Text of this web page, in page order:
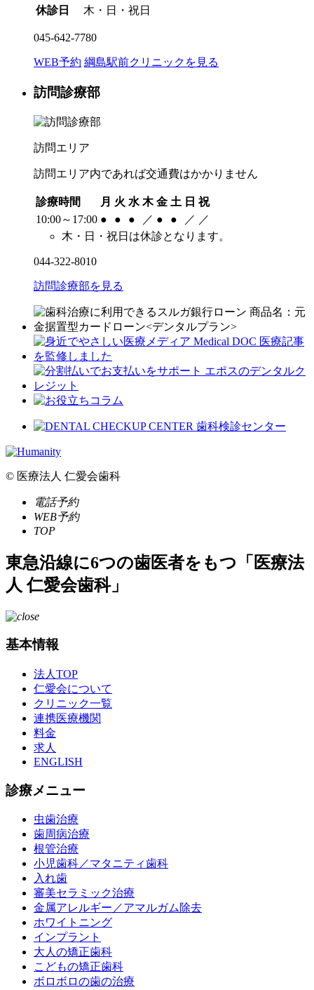
休診日
木・日・祝日
045-642-7780
WEB予約 綱島駅前クリニックを見る
訪問診療部
訪問エリア
訪問エリア内であれば交通費はかかりません
診療時間 月 火 水 木 金 土 日 祝
10:00～17:00 ● ● ● ／ ● ● ／ ／
木・日・祝日は休診となります。
044-322-8010
訪問診療部を見る
© 医療法人 仁愛会歯科
電話予約
WEB予約
TOP
東急沿線に6つの歯医者をもつ「医療法
人 仁愛会歯科」
基本情報
法人TOP
仁愛会について
クリニック一覧
連携医療機関
料金
求人
ENGLISH
診療メニュー
虫歯治療
歯周病治療
根管治療
小児歯科／マタニティ歯科
入れ歯
審美セラミック治療
金属アレルギー／アマルガム除去
ホワイトニング
インプラント
大人の矯正歯科
こどもの矯正歯科
ボロボロの歯の治療